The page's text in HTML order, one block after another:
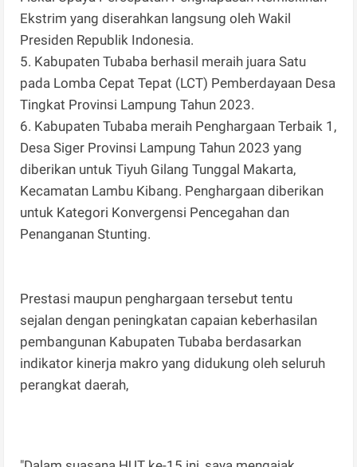
Ekstrim yang diserahkan langsung oleh Wakil
Presiden Republik Indonesia.
5. Kabupaten Tubaba berhasil meraih juara Satu
pada Lomba Cepat Tepat (LCT) Pemberdayaan Desa
Tingkat Provinsi Lampung Tahun 2023.
6. Kabupaten Tubaba meraih Penghargaan Terbaik 1,
Desa Siger Provinsi Lampung Tahun 2023 yang
diberikan untuk Tiyuh Gilang Tunggal Makarta,
Kecamatan Lambu Kibang. Penghargaan diberikan
untuk Kategori Konvergensi Pencegahan dan
Penanganan Stunting.
Prestasi maupun penghargaan tersebut tentu
sejalan dengan peningkatan capaian keberhasilan
pembangunan Kabupaten Tubaba berdasarkan
indikator kinerja makro yang didukung oleh seluruh
perangkat daerah,